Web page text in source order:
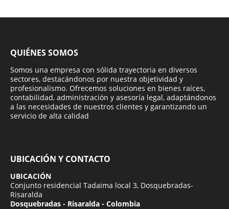
QUIÉNES SOMOS
Somos una empresa con sólida trayectoria en diversos
sectores, destacándonos por nuestra objetividad y
profesionalismo. Ofrecemos soluciones en bienes raíces,
contabilidad, administración y asesoría legal, adaptándonos
a las necesidades de nuestros clientes y garantizando un
servicio de alta calidad
UBICACIÓN Y CONTACTO
UBICACIÓN
Conjunto residencial Tadaima local 3, Dosquebradas-
Risaralda
Dosquebradas - Risaralda - Colombia